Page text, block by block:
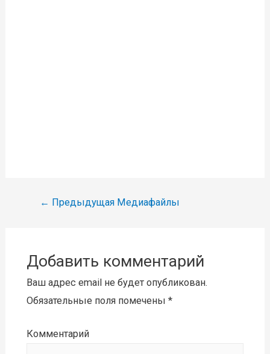
Навигация
← Предыдущая Медиафайлы
Добавить комментарий
Ваш адрес email не будет опубликован.
Обязательные поля помечены *
Комментарий